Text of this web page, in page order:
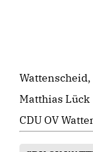
Matthias Lück
CDU OV